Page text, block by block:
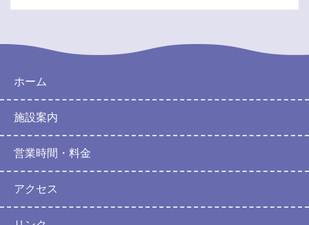
ホーム
施設案内
営業時間・料金
アクセス